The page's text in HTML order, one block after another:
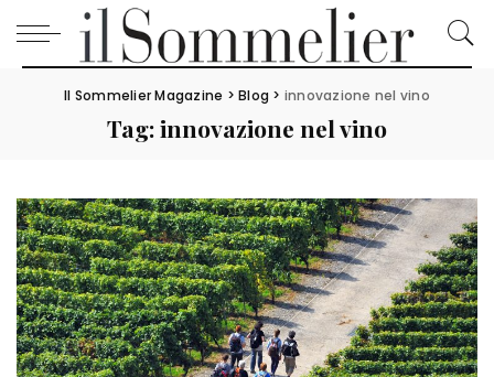
Il Sommelier Magazine >Blog > innovazione nel vino
Tag:innovazione nel vino